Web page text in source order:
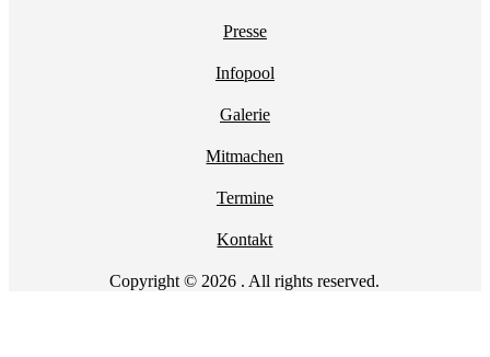
Presse
Infopool
Galerie
Mitmachen
Termine
Kontakt
Copyright © 2026 . All rights reserved.